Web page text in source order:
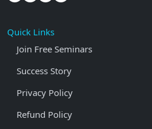
Quick Links
Join Free Seminars
Success Story
Privacy Policy
Refund Policy